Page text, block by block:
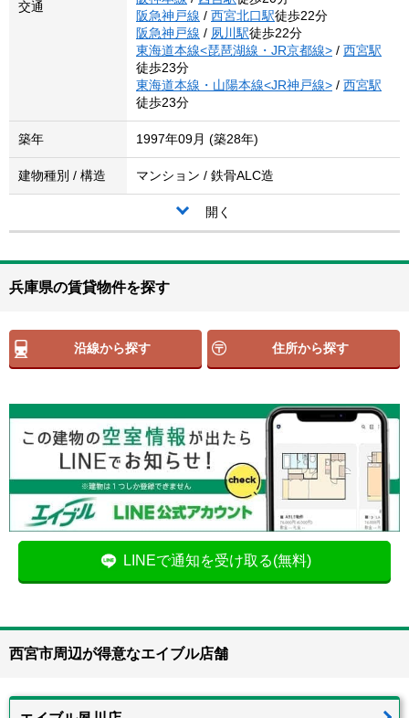
交通
阪急神戸線 / 西宮北口駅徒歩22分
阪急神戸線 / 夙川駅徒歩22分
東海道本線<琵琶湖線・JR京都線> / 西宮駅
徒歩23分
東海道本線・山陽本線<JR神戸線> / 西宮駅
徒歩23分
築年 1997年09月 (築28年)
建物種別 / 構造 マンション / 鉄骨ALC造
開く
兵庫県の賃貸物件を探す
沿線から探す 住所から探す
LINEで通知を受け取る(無料)
西宮市周辺が得意なエイブル店舗